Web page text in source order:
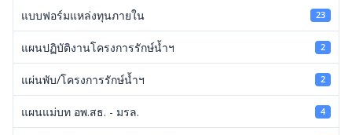
แบบฟอร์มแหล่งทุนภายใน 23
แผนปฏิบัติงานโครงการรักษ์น้ำฯ 2
แผ่นพับ/โครงการรักษ์น้ำฯ 2
แผนแม่บท อพ.สธ. - มรล. 4